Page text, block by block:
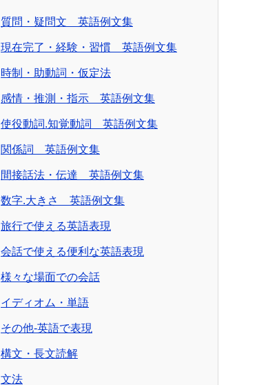
質問・疑問文 英語例文集
現在完了・経験・習慣 英語例文集
時制・助動詞・仮定法
感情・推測・指示 英語例文集
使役動詞.知覚動詞 英語例文集
関係詞 英語例文集
間接話法・伝達 英語例文集
数字.大きさ 英語例文集
旅行で使える英語表現
会話で使える便利な英語表現
様々な場面での会話
イディオム・単語
その他-英語で表現
構文・長文読解
文法